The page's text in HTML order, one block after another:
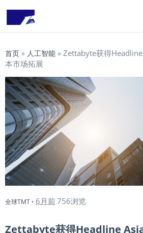
首页 » 人工智能 » Zettabyte获得
本市场拓展
全球TMT • 6月前756浏览
Zettabyte获得Headline